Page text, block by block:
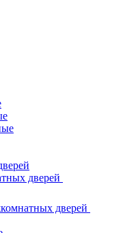
дверей
дверей